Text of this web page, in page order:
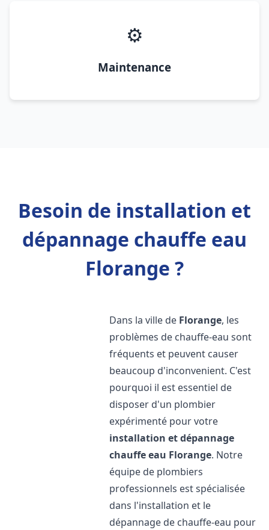
⚙️
Maintenance
Besoin de installation et
dépannage chauffe eau
Florange ?
Dans la ville de Florange, les
problèmes de chauffe-eau sont
fréquents et peuvent causer
beaucoup d'inconvenient. C'est
pourquoi il est essentiel de
disposer d'un plombier
expérimenté pour votre
installation et dépannage
chauffe eau Florange. Notre
équipe de plombiers
professionnels est spécialisée
dans l'installation et le
dépannage de chauffe-eau pour